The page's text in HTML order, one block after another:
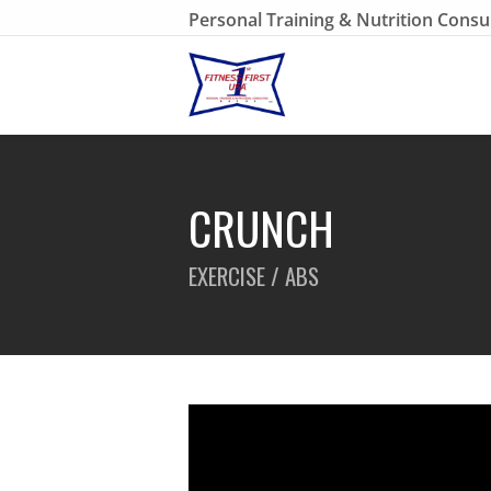
Personal Training & Nutrition
CRUNCH
EXERCISE / ABS